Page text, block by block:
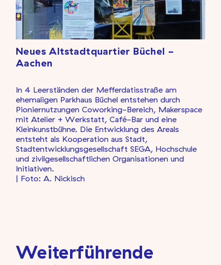
Neues Altstadtquartier Büchel -
Aachen
In 4 Leerständen der Mefferdatisstraße am
ehemaligen Parkhaus Büchel entstehen durch
Pioniernutzungen Coworking-Bereich, Makerspace
mit Atelier + Werkstatt, Café-Bar und eine
Kleinkunstbühne. Die Entwicklung des Areals
entsteht als Kooperation aus Stadt,
Stadtentwicklungsgesellschaft SEGA, Hochschule
und zivilgesellschaftlichen Organisationen und
Initiativen.
| Foto: A. Nickisch
Weiterführende